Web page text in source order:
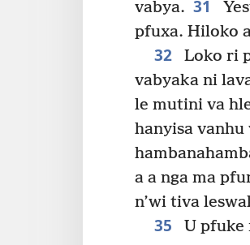
vabya. 31
pfuxa. Hiloko
32
Loko ri
vabyaka ni
le mutini va
hanyisa
a a nga ma
n’wi tiva
35
U pfuke